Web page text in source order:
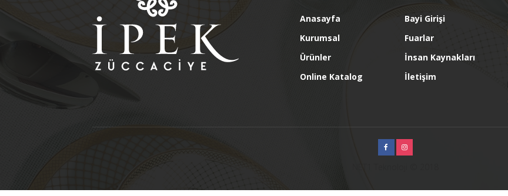
Anasayfa
Bayi Girişi
Kurumsal
Fuarlar
Ürünler
İnsan Kaynakları
Online Katalog
İletişim